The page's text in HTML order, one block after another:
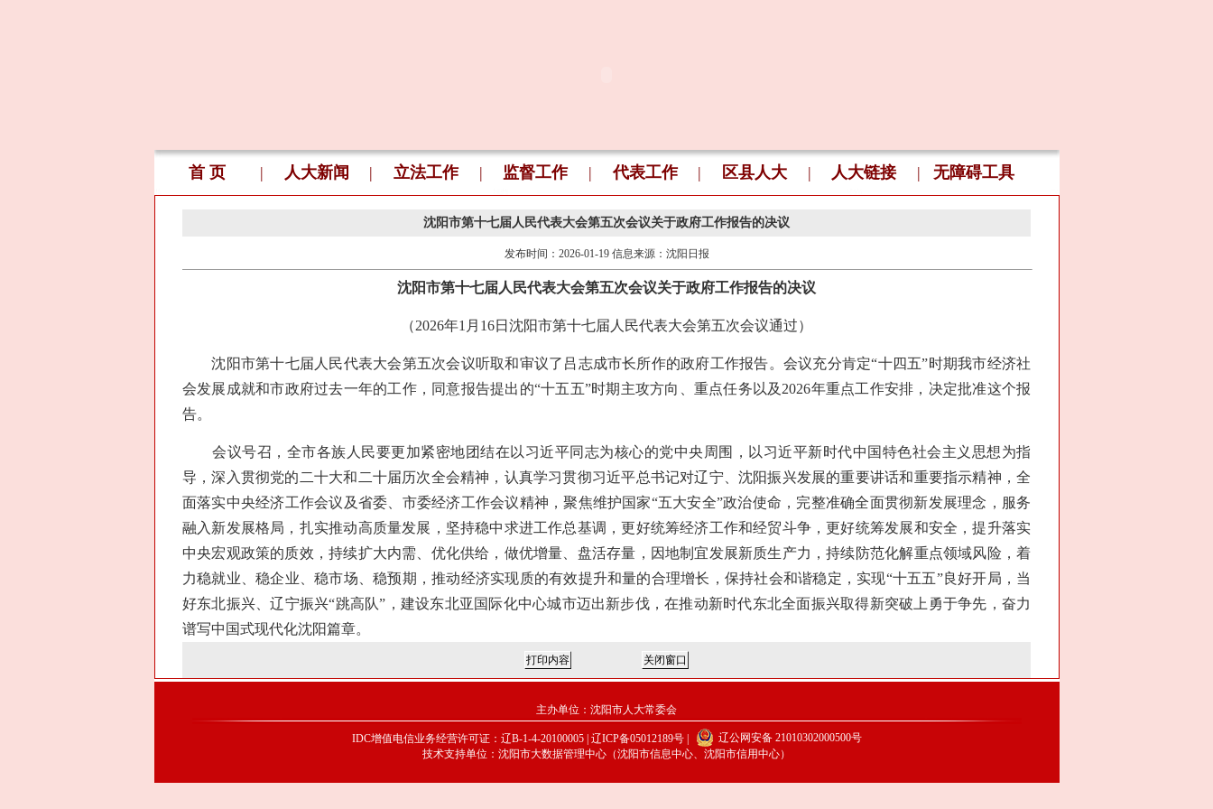
首 页 | 人大新闻 | 立法工作 | 监督工作 | 代表工作 | 区县人大 | 人大链接 | 无障碍工具
沈阳市第十七届人民代表大会第五次会议关于政府工作报告的决议
发布时间： 2026-01-19信息来源： 沈阳日报
沈阳市第十七届人民代表大会第五次会议关于政府工作报告的决议
（2026年1月16日沈阳市第十七届人民代表大会第五次会议通过）
沈阳市第十七届人民代表大会第五次会议听取和审议了吕志成市长所作的政府工作报告。会议充分肯定“十四五”时期我市经济社
会发展成就和市政府过去一年的工作，同意报告提出的“十五五”时期主攻方向、重点任务以及2026年重点工作安排，决定批准这个报
告。
会议号召，全市各族人民要更加紧密地团结在以习近平同志为核心的党中央周围，以习近平新时代中国特色社会主义思想为指
导，深入贯彻党的二十大和二十届历次全会精神，认真学习贯彻习近平总书记对辽宁、沈阳振兴发展的重要讲话和重要指示精神，全
面落实中央经济工作会议及省委、市委经济工作会议精神，聚焦维护国家“五大安全”政治使命，完整准确全面贯彻新发展理念，服务
融入新发展格局，扎实推动高质量发展，坚持稳中求进工作总基调，更好统筹经济工作和经贸斗争，更好统筹发展和安全，提升落实
中央宏观政策的质效，持续扩大内需、优化供给，做优增量、盘活存量，因地制宜发展新质生产力，持续防范化解重点领域风险，着
力稳就业、稳企业、稳市场、稳预期，推动经济实现质的有效提升和量的合理增长，保持社会和谐稳定，实现“十五五”良好开局，当
好东北振兴、辽宁振兴“跳高队”，建设东北亚国际化中心城市迈出新步伐，在推动新时代东北全面振兴取得新突破上勇于争先，奋力
谱写中国式现代化沈阳篇章。
主办单位：沈阳市人大常委会
IDC增值电信业务经营许可证：辽B-1-4-20100005 | 辽ICP备05012189号|
辽公网安备 21010302000500号
技术支持单位：沈阳市大数据管理中心（沈阳市信息中心、沈阳市信用中心）